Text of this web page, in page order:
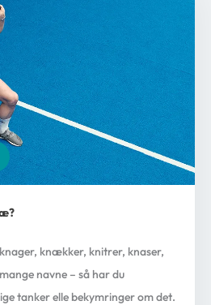
knækker, knitrer, knaser,
navne – så har du
tanker elle bekymringer om det.